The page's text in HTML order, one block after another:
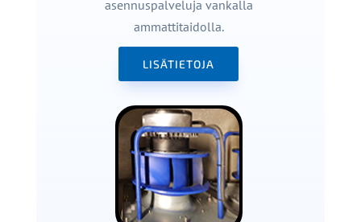
asennuspalveluja vankalla
ammattitaidolla.
LISÄTIETOJA